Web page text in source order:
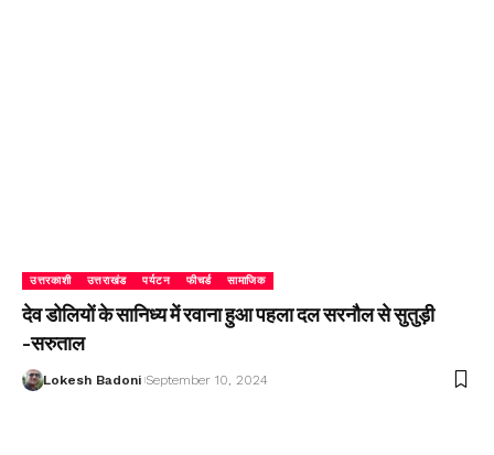
उत्तरकाशी उत्तराखंड पर्यटन फीचर्ड सामाजिक
देव डोलियों के सानिध्य में रवाना हुआ पहला दल सरनौल से सुतुड़ी
-सरुताल
Lokesh Badoni September 10, 2024